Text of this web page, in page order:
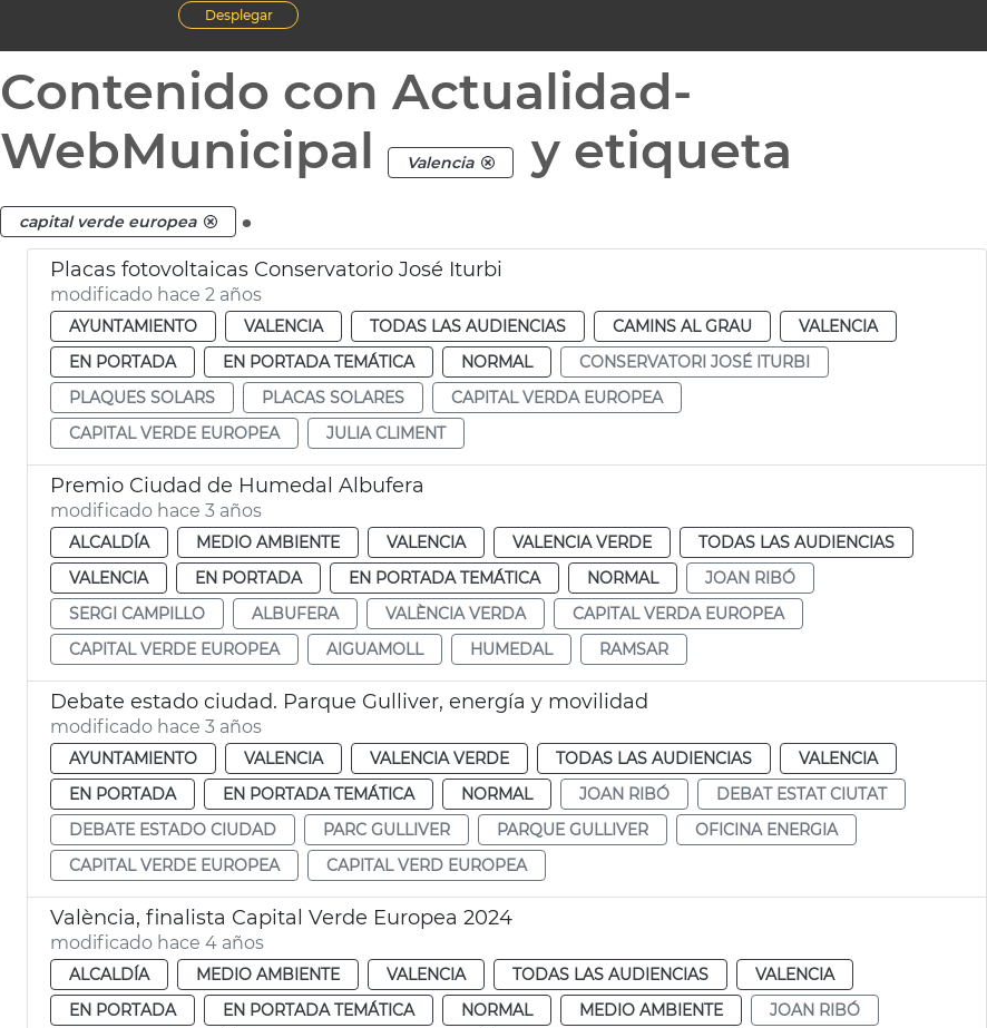
Desplegar
Contenido con Actualidad-
WebMunicipal
Valencia y etiqueta
capital verde europea .
Placas fotovoltaicas Conservatorio José Iturbi
modificado hace 2 años
AYUNTAMIENTO VALENCIA TODAS LAS AUDIENCIAS CAMINS AL GRAU
VALENCIA
EN PORTADA
EN PORTADA TEMÁTICA NORMAL
CONSERVATORI JOSÉ ITURBI
PLAQUES SOLARS
PLACAS SOLARES
CAPITAL VERDA EUROPEA
CAPITAL VERDE EUROPEA
JULIA CLIMENT
Premio Ciudad de Humedal Albufera
modificado hace 3 años
ALCALDÍA MEDIO AMBIENTE VALENCIA VALENCIA VERDE
TODAS LAS AUDIENCIAS
VALENCIA
EN PORTADA EN PORTADA TEMÁTICA NORMAL
JOAN RIBÓ
SERGI CAMPILLO
ALBUFERA VALÈNCIA VERDA
CAPITAL VERDA EUROPEA
CAPITAL VERDE EUROPEA
AIGUAMOLL HUMEDAL RAMSAR
Debate estado ciudad. Parque Gulliver, energía y movilidad
modificado hace 3 años
AYUNTAMIENTO VALENCIA VALENCIA VERDE TODAS LAS AUDIENCIAS
VALENCIA
EN PORTADA
EN PORTADA TEMÁTICA NORMAL JOAN RIBÓ
DEBAT ESTAT CIUTAT
DEBATE ESTADO CIUDAD
PARC GULLIVER PARQUE GULLIVER
OFICINA ENERGIA
CAPITAL VERDE EUROPEA
CAPITAL VERD EUROPEA
València, finalista Capital Verde Europea 2024
modificado hace 4 años
ALCALDÍA MEDIO AMBIENTE VALENCIA TODAS LAS AUDIENCIAS
VALENCIA
EN PORTADA
EN PORTADA TEMÁTICA NORMAL MEDIO AMBIENTE
JOAN RIBÓ